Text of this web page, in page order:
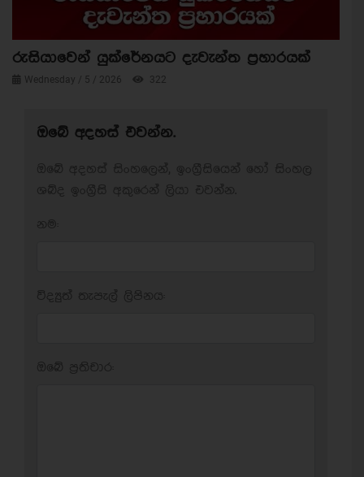
රුසියාවෙන් යුක්රේනයට දැවැන්ත ප්‍රහාරයක්
Wednesday / 5 / 2026 322
ඔබේ අදහස් එවන්න.